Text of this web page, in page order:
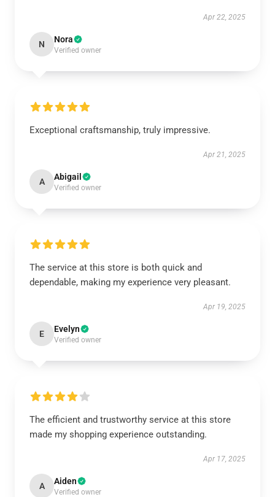
Apr 22, 2025
N Nora
Verified owner
Exceptional craftsmanship, truly impressive.
Apr 21, 2025
A Abigail
Verified owner
The service at this store is both quick and
dependable, making my experience very pleasant.
Apr 19, 2025
E Evelyn
Verified owner
The efficient and trustworthy service at this store
made my shopping experience outstanding.
Apr 17, 2025
A Aiden
Verified owner